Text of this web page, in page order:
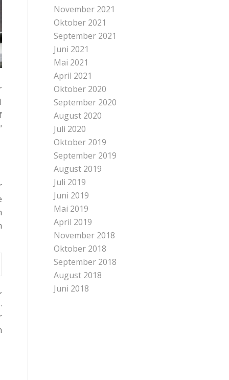
November 2021
Oktober 2021
September 2021
Juni 2021
Mai 2021
April 2021
Oktober 2020
September 2020
August 2020
Juli 2020
Oktober 2019
September 2019
August 2019
Juli 2019
Juni 2019
Mai 2019
April 2019
November 2018
Oktober 2018
September 2018
August 2018
Juni 2018